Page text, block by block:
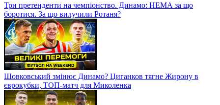
Три претенденти на чемпіонство. Динамо: НЕМА за що
боротися. За що вилучили Ротаня?
Шовковський змінює Динамо? Циганков тягне Жирону в
єврокубки, ТОП-матч для Миколенка